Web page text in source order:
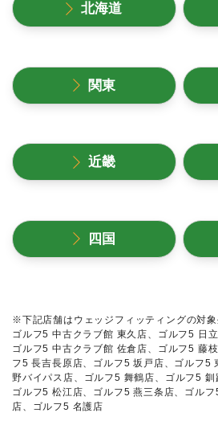
北海道
関東
近畿
四国
※下記店舗はウェッジフィッティングの対象
ゴルフ5 中古クラブ館 東久店、ゴルフ5 日
ゴルフ5 中古クラブ館 佐倉店、ゴルフ5 藤
フ5 長吉長原店、ゴルフ5 坂戸店、ゴルフ5
野バイパス店、ゴルフ5 舞鶴店、ゴルフ5 釧
ゴルフ5 松江店、ゴルフ5 燕三条店、ゴル
店、ゴルフ5 名護店